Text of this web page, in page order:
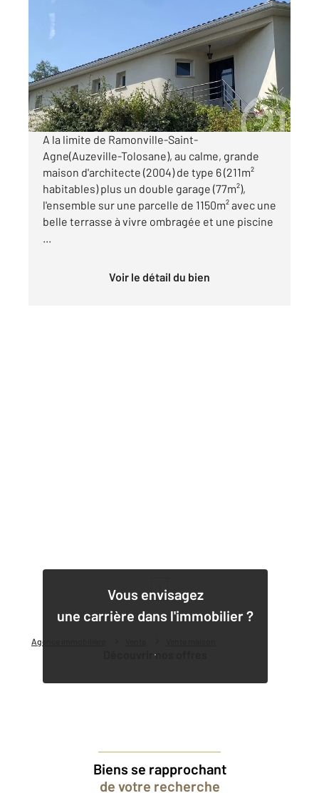
Agence immobilière
211 m
Ref : 23452
Maison à vendre
525 000 €
Visiter le site dédié
A la limite de Ramonville-Saint-
Agne(Auzeville-Tolosane), au calme, grande
maison d'architecte (2004) de type 6 (211m²
habitables) plus un double garage (77m²),
l'ensemble sur une parcelle de 1150m² avec une
belle terrasse à vivre ombragée et une piscine
...
Voir le détail du bien
Vous envisagez
une carrière dans l'immobilier ?
Découvrir nos offres
Biens se rapprochant
de votre recherche